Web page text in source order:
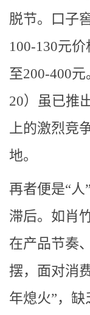
脱节。口子
100-130元
至200-400
20）虽已推
上的激烈竞
地。
再者便是“
滞后。如肖
在产品节奏
摆，面对消
年熄火”，